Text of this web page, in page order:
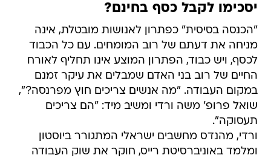
יסכימו לקבל כסף בחינם?
"הכנסה בסיסית" כפתרון לאנושות מובטלת, אינה
מניחה את דעתם של רוב המומחים. עם כל הכבוד
לכסף, ויש כבוד, הפתרון המוצע אינו תחליף לאורח
החיים של רוב בני האדם שמבלים את עיקר זמנם
במקום העבודה. "מה אנשים צריכים חוץ מפרנסה?",
שואל פרופ' משה ורדי ומשיב מיד: "הם צריכים
תעסוקה".
ורדי, מהנדס מחשבים ישראלי המתגורר ביוסטון
ומלמד באוניברסיטת רייס, חוקר את שוק העבודה